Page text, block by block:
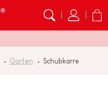
Garten Schubkarre